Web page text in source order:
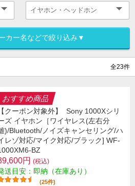
カー名などで絞り込み▼
全23件
おすすめ商品
【クーポン対象外】
Sony 1000Xシリ
ズ イヤホン［ワイヤレス(左右分
)/Bluetooth/ノイズキャンセリング/ハ
レゾ対応/マイク対応/ブラック] WF-
BZ
円 (税込)
送目安：即納（在庫あり）
(25件)